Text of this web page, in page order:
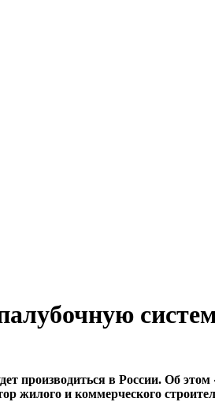
производиться в России. Об этом
жилого и коммерческого